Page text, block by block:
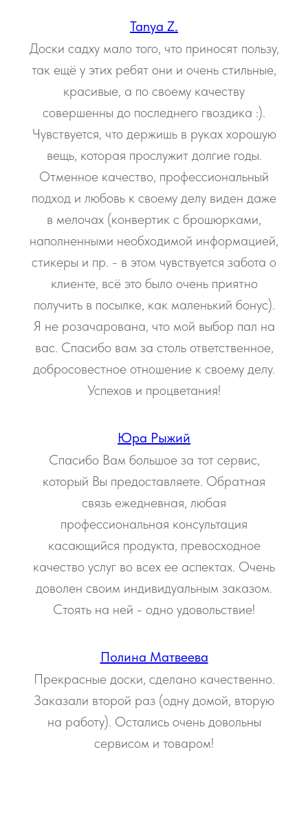
Tanya Z.
Доски садху мало того, что приносят пользу,
так ещё у этих ребят они и очень стильные,
красивые, а по своему качеству
совершенны до последнего гвоздика :).
Чувствуется, что держишь в руках хорошую
вещь, которая прослужит долгие годы.
Отменное качество, профессиональный
подход и любовь к своему делу виден даже
в мелочах (конвертик с брошюрками,
наполненными необходимой информацией,
стикеры и пр. - в этом чувствуется забота о
клиенте, всё это было очень приятно
получить в посылке, как маленький бонус).
Я не розачарована, что мой выбор пал на
вас. Спасибо вам за столь ответственное,
добросовестное отношение к своему делу.
Успехов и процветания!
Юра Рыжий
Спасибо Вам большое за тот сервис,
который Вы предоставляете. Обратная
связь ежедневная, любая
профессиональная консультация
касающийся продукта, превосходное
качество услуг во всех ее аспектах. Очень
доволен своим индивидуальным заказом.
Стоять на ней - одно удовольствие!
Полина Матвеева
Прекрасные доски, сделано качественно.
Заказали второй раз (одну домой, вторую
на работу). Остались очень довольны
сервисом и товаром!